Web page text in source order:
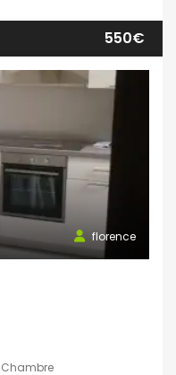
550€
florence
Chambre